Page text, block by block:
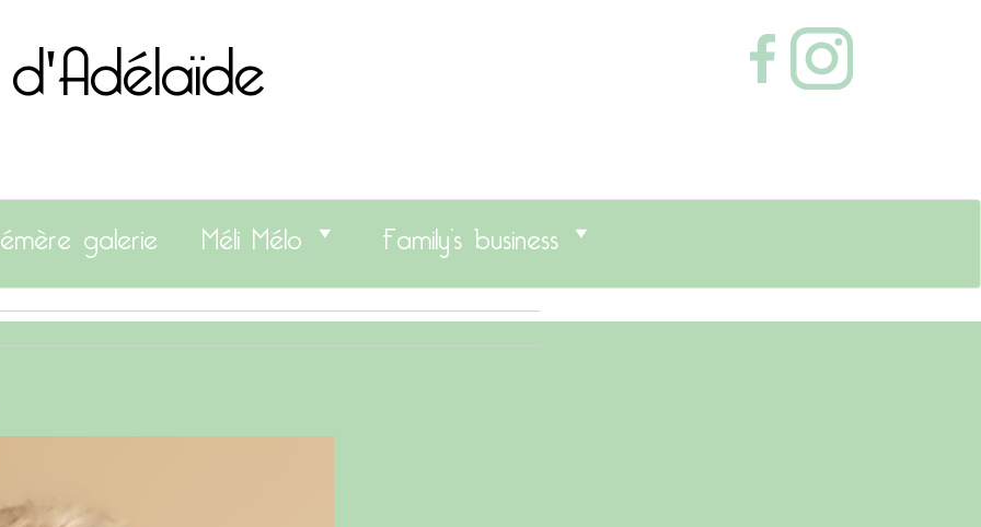
galerie Méli Mélo Family’s business